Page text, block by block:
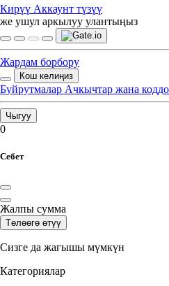
Кирүү Аккаунт түзүү
же ушул аркылуу улантыңыз
Жардам борбору
Кош келиңиз
Буйрутмалар Ачкычтар жана
Чыгуу
0
Себет
Жалпы сумма
Төлөөгө өтүү
Сизге да жагышы мүмкүн
Категориялар